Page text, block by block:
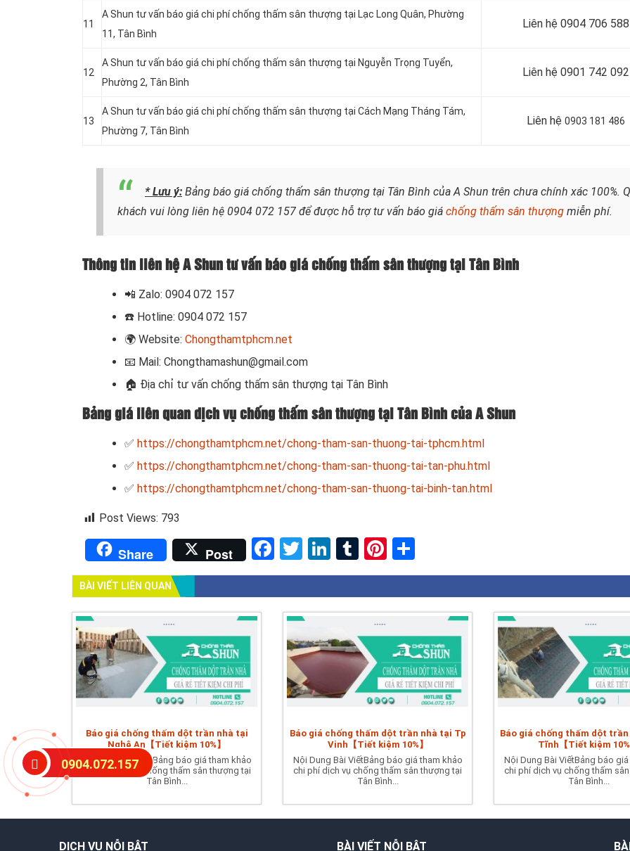
11
A Shun tư vấn báo giá chi phí chống thấm sân thượng tại Lạc Long Quân, Phường
11, Tân Bình
Liên hệ 0904 706 588
12
A Shun tư vấn báo giá chi phí chống thấm sân thượng tại Nguyễn Trọng Tuyển,
Phường 2, Tân Bình
Liên hệ 0901 742 092
13
A Shun tư vấn báo giá chi phí chống thấm sân thượng tại Cách Mạng Tháng Tám,
Phường 7, Tân Bình
Liên hệ 0903 181 486
* Lưu ý: Bảng báo giá chống thấm sân thượng tại Tân Bình của A Shun trên chưa chính xác 100%.
khách vui lòng liên hệ 0904 072 157 để được hỗ trợ tư vấn báo giá chống thấm sân thượng miễn phí.
Thông tin liên hệ A Shun tư vấn báo giá chống thấm sân thượng tại Tân Bình
📲 Zalo: 0904 072 157
☎️ Hotline: 0904 072 157
🌍 Website: Chongthamtphcm.net
📧 Mail: Chongthamashun@gmail.com
🏠 Địa chỉ tư vấn chống thấm sân thượng tại Tân Bình
Bảng giá liên quan dịch vụ chống thấm sân thượng tại Tân Bình của A Shun
✅ https://chongthamtphcm.net/chong-tham-san-thuong-tai-tphcm.html
✅ https://chongthamtphcm.net/chong-tham-san-thuong-tai-tan-phu.html
✅ https://chongthamtphcm.net/chong-tham-san-thuong-tai-binh-tan.html
Post Views: 793
Share Post Facebook
Twitter
LinkedIn
TumblrPinterest
BÀI VIẾT LIÊN QUAN
Báo giá chống thấm dột trần nhà tại
Nghệ An【Tiết kiệm 10%】
Nội Dung Bài ViếtBảng báo giá tham khảo
chi phí dịch vụ chống thấm sân thượng tại
Tân Bình...
Báo giá chống thấm dột trần nhà tại Tp
Vinh【Tiết kiệm 10%】
Nội Dung Bài ViếtBảng báo giá tham khảo
chi phí dịch vụ chống thấm sân thượng tại
Tân Bình...
Báo giá chống thấm dột
Tĩnh【Tiết kiệm
Nội Dung Bài ViếtBảng báo
chi phí dịch vụ chống thấm
Tân Bình...
DỊCH VỤ NỖI BẬT BÀI VIẾT NỖI BẬT
0904.072.157